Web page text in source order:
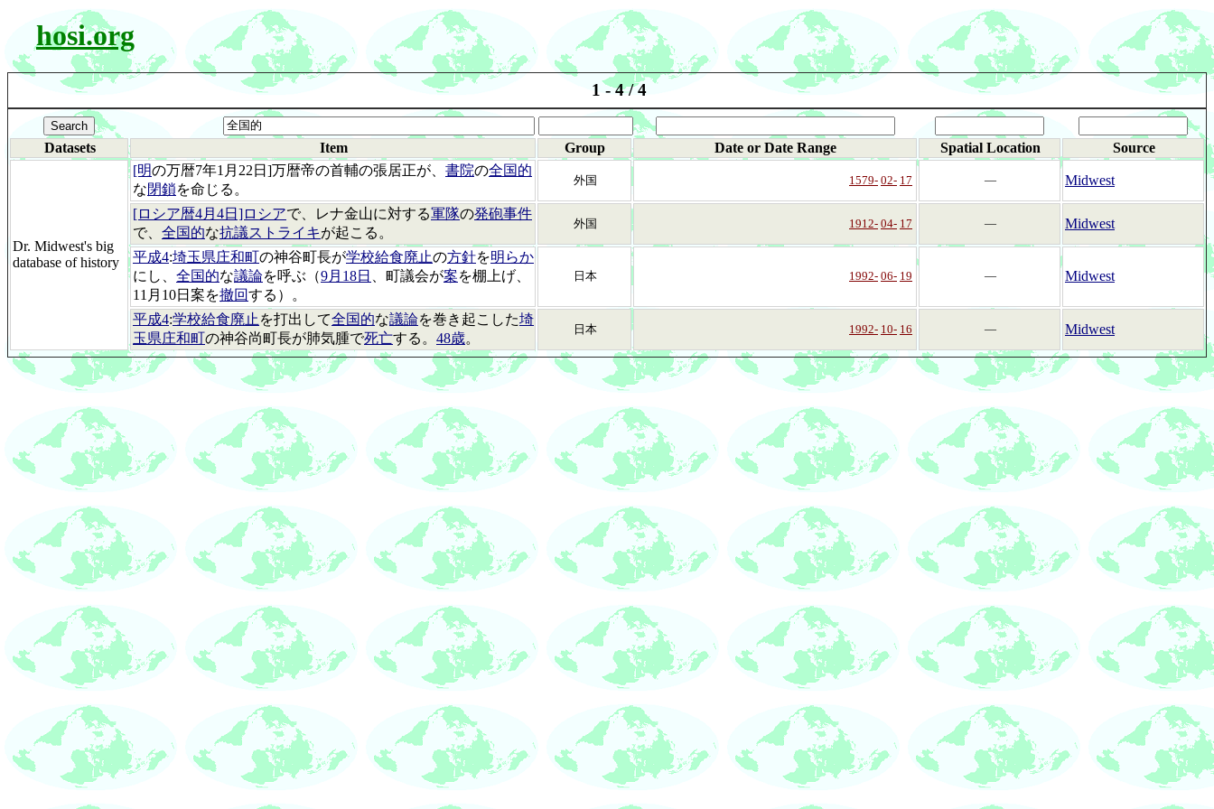
hosi.org
1 - 4 / 4
Datasets Item Group Date or Date Range Spatial Location Source
Dr. Midwest's big
database of history
[明の万暦7年1月22日]万暦帝の首輔の張居正が、 書院の全国的
な閉鎖を命じる。
外国 1579- 02- 17 ― Midwest
[ロシア暦4月4日]ロシアで、レナ金山に対する軍隊の発砲事件
で、 全国的な抗議ストライキが起こる。
外国 1912- 04- 17 ― Midwest
平成4:埼玉県庄和町の神谷町長が学校給食廃止の方針を明らか
にし、 全国的な議論を呼ぶ（9月18日 、町議会が案を棚上げ、
11月10日案を撤回する）。
日本 1992- 06- 19 ― Midwest
平成4:学校給食廃止 を打出して全国的な議論を巻き起こした埼
玉県庄和町の神谷尚町長が肺気腫で死亡する。 48歳。
日本 1992- 10- 16 ― Midwest